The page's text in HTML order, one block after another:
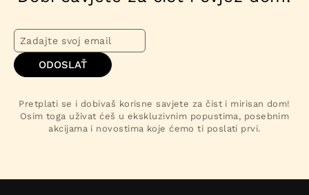
ODOSLAŤ
Pretplati se i dobivaš korisne savjete za čist i mirisan dom!
Osim toga uživat ćeš u ekskluzivnim popustima, posebnim
akcijama i novostima koje ćemo ti poslati prvi.